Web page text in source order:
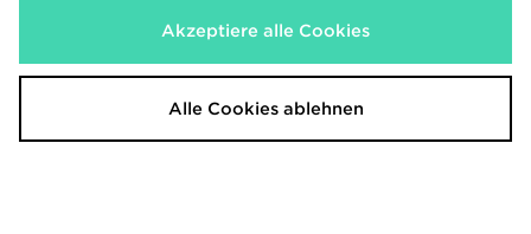
Nike 3-Pack Elevated 1/4 Socks
Nike 3er-Pack Air Max 95 Crew
20,00€
Akzeptiere alle Cookies
Alle Cookies ablehnen